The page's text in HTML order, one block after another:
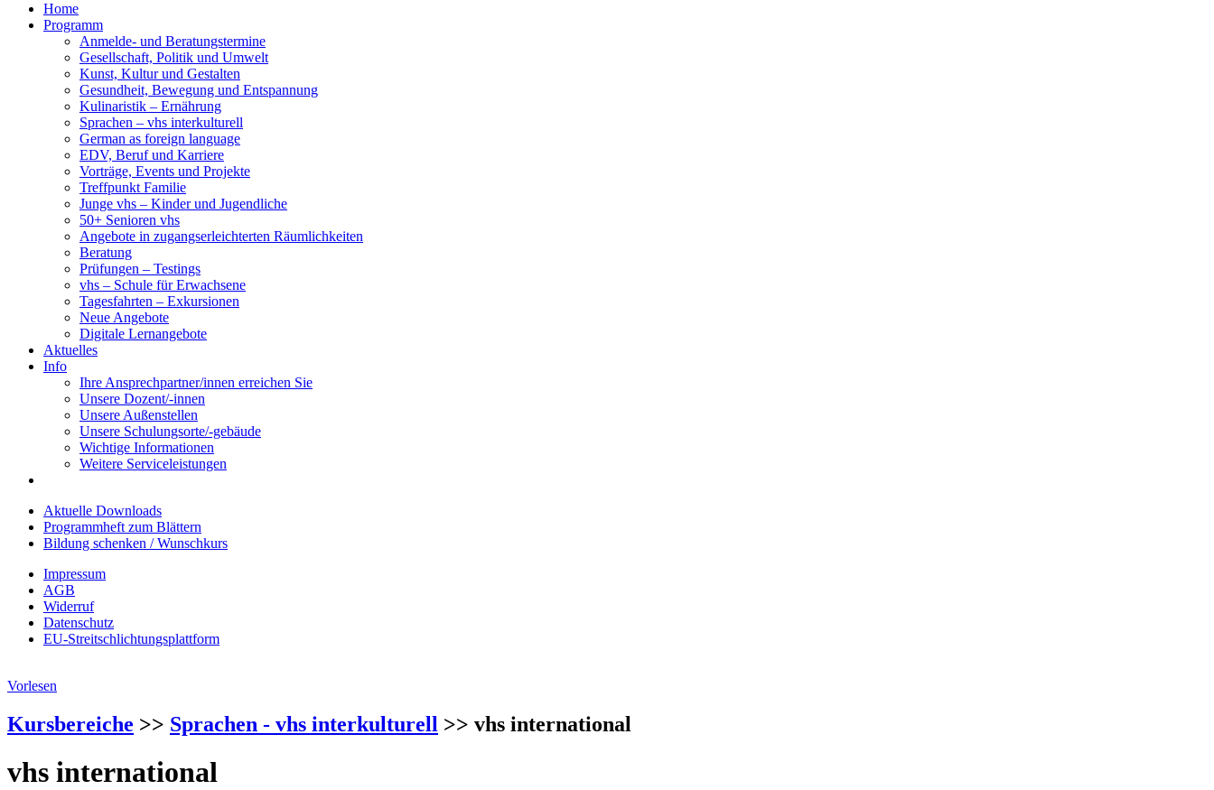
Home
Programm
Anmelde- und Beratungstermine
Gesellschaft, Politik und Umwelt
Kunst, Kultur und Gestalten
Gesundheit, Bewegung und Entspannung
Kulinaristik – Ernährung
Sprachen – vhs interkulturell
German as foreign language
EDV, Beruf und Karriere
Vorträge, Events und Projekte
Treffpunkt Familie
Junge vhs – Kinder und Jugendliche
50+ Senioren vhs
Angebote in zugangserleichterten Räumlichkeiten
Beratung
Prüfungen – Testings
vhs – Schule für Erwachsene
Tagesfahrten – Exkursionen
Neue Angebote
Digitale Lernangebote
Aktuelles
Info
Ihre Ansprechpartner/innen erreichen Sie
Unsere Dozent/-innen
Unsere Außenstellen
Unsere Schulungsorte/-gebäude
Wichtige Informationen
Weitere Serviceleistungen
Aktuelle Downloads
Programmheft zum Blättern
Bildung schenken / Wunschkurs
Impressum
AGB
Widerruf
Datenschutz
EU-Streitschlichtungsplattform
Vorlesen
Kursbereiche >> Sprachen - vhs interkulturell >> vhs international
vhs international